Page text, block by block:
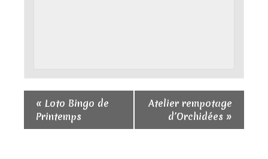
« Loto Bingo de
Printemps
Atelier rempotage
d’Orchidées »